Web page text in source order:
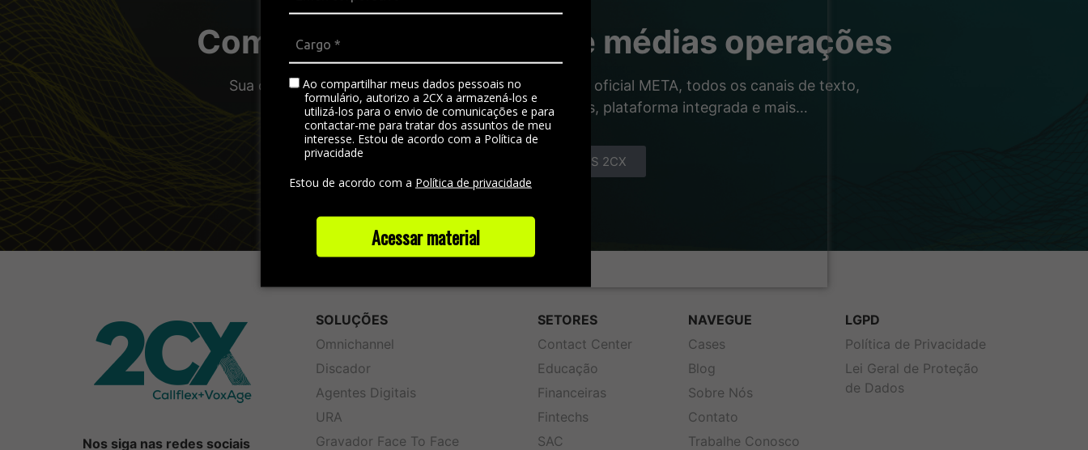
Ao compartilhar meus dados pessoais no
formulário, autorizo a 2CX a armazená-los e
utilizá-los para o envio de comunicações e para
contactar-me para tratar dos assuntos de meu
interesse. Estou de acordo com a Política de
privacidade
Estou de acordo com a Política de privacidade
Acessar material
Combos para pequenas e médias operações
Sua operação com a qualidade das grandes. Número oficial META, todos os canais de texto,
visão abrangente das interações com clientes, plataforma integrada e mais…
CONHEÇA OS COMBOS 2CX
Nos siga nas redes sociais
SOLUÇÕES
Omnichannel
Discador
Agentes Digitais
URA
Gravador Face To Face
SETORES
Contact Center
Educação
Financeiras
Fintechs
SAC
NAVEGUE
Cases
Blog
Sobre Nós
Contato
Trabalhe Conosco
LGPD
Política de Privacidade
Lei Geral de Proteção
de Dados